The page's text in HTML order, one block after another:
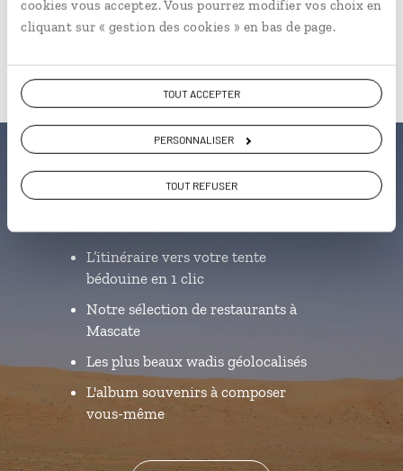
cookies vous acceptez. Vous pourrez modifier vos choix en
cliquant sur « gestion des cookies » en bas de page.
TOUT ACCEPTER
PERSONNALISER
TOUT REFUSER
Luciole,
L’itinéraire vers votre tente
bédouine en 1 clic
Notre sélection de restaurants à
Mascate
Les plus beaux wadis géolocalisés
L'album souvenirs à composer
vous-même